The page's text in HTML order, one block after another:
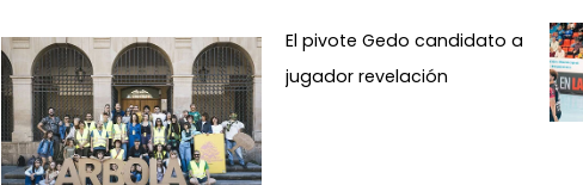
El pivote Gedo candidato a
jugador revelación